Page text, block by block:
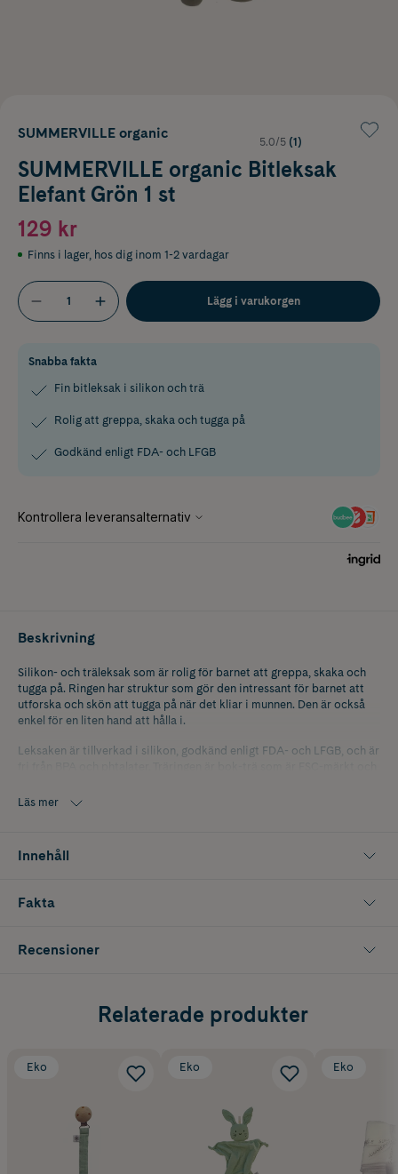
SUMMERVILLE organic
5.0/5 (1)
SUMMERVILLE organic Bitleksak
Elefant Grön 1 st
129 kr
Finns i lager, hos dig inom 1-2 vardagar
Lägg i varukorgen
Snabba fakta
Fin bitleksak i silikon och trä
Rolig att greppa, skaka och tugga på
Godkänd enligt FDA- och LFGB
Beskrivning
Silikon- och träleksak som är rolig för barnet att greppa, skaka och
tugga på. Ringen har struktur som gör den intressant för barnet att
utforska och skön att tugga på när det kliar i munnen. Den är också
enkel för en liten hand att hålla i.
Leksaken är tillverkad i silikon, godkänd enligt FDA- och LFGB, och är
Läs mer
Innehåll
Fakta
Recensioner
Relaterade produkter
Eko Eko Eko